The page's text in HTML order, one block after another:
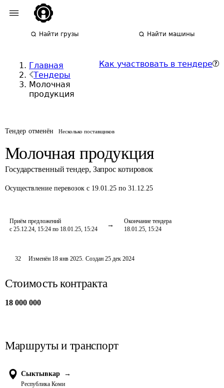
Найти грузы Найти машины
Главная
Тендеры
Молочная
продукция
Как участвовать в тендере
Тендер отменён Несколько поставщиков
Молочная продукция
Государственный тендер, Запрос котировок
Осуществление перевозок с 19.01.25 по 31.12.25
Приём предложений
с 25.12.24, 15:24 по 18.01.25, 15:24
Окончание тендера
18.01.25, 15:24
32 Изменён 18 янв 2025. Создан 25 дек 2024
Стоимость контракта
18 000 000
Маршруты и транспорт
Сыктывкар →
Республика Коми